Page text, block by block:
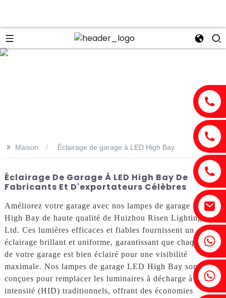
Fenia : +86 18607525299
Lierre : +86 18607522355
>> Maison Éclairage de garage à LED High Bay
Éclairage De Garage À LED High Bay De
Fabricants Et D'exportateurs Célèbres
Améliorez votre garage avec nos lampes de garage LED
High Bay de haute qualité de Huizhou Risen Lighting Co.,
Ltd. Ces lumières efficaces et fiables fournissent un
éclairage brillant et uniforme, garantissant que chaque coin
de votre garage est bien éclairé pour une visibilité
maximale. Nos lampes de garage LED High Bay sont
conçues pour remplacer les luminaires à décharge à haute
intensité (HID) traditionnels, offrant des économies